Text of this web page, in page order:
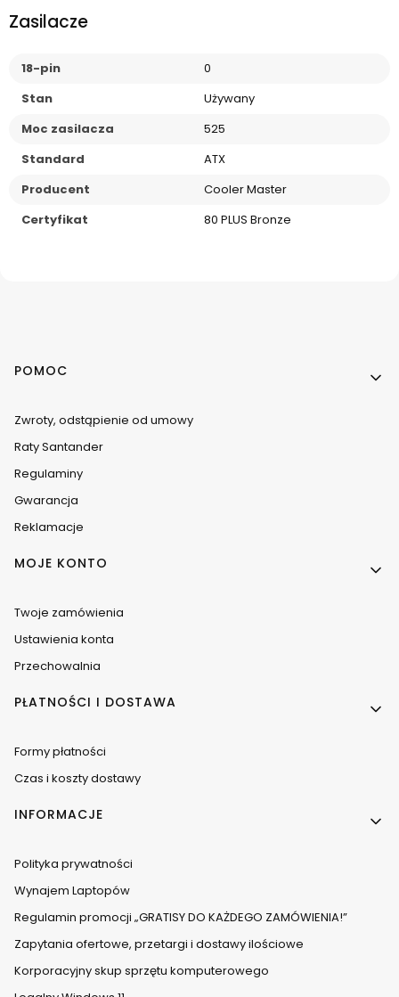
Zasilacze
18-pin
0
Stan
Używany
Moc zasilacza
525
Standard
ATX
Producent
Cooler Master
Certyfikat
80 PLUS Bronze
Linki w stopce
POMOC
Zwroty, odstąpienie od umowy
Raty Santander
Regulaminy
Gwarancja
Reklamacje
MOJE KONTO
Twoje zamówienia
Ustawienia konta
Przechowalnia
PŁATNOŚCI I DOSTAWA
Formy płatności
Czas i koszty dostawy
INFORMACJE
Polityka prywatności
Wynajem Laptopów
Regulamin promocji „GRATISY DO KAŻDEGO ZAMÓWIENIA!”
Zapytania ofertowe, przetargi i dostawy ilościowe
Korporacyjny skup sprzętu komputerowego